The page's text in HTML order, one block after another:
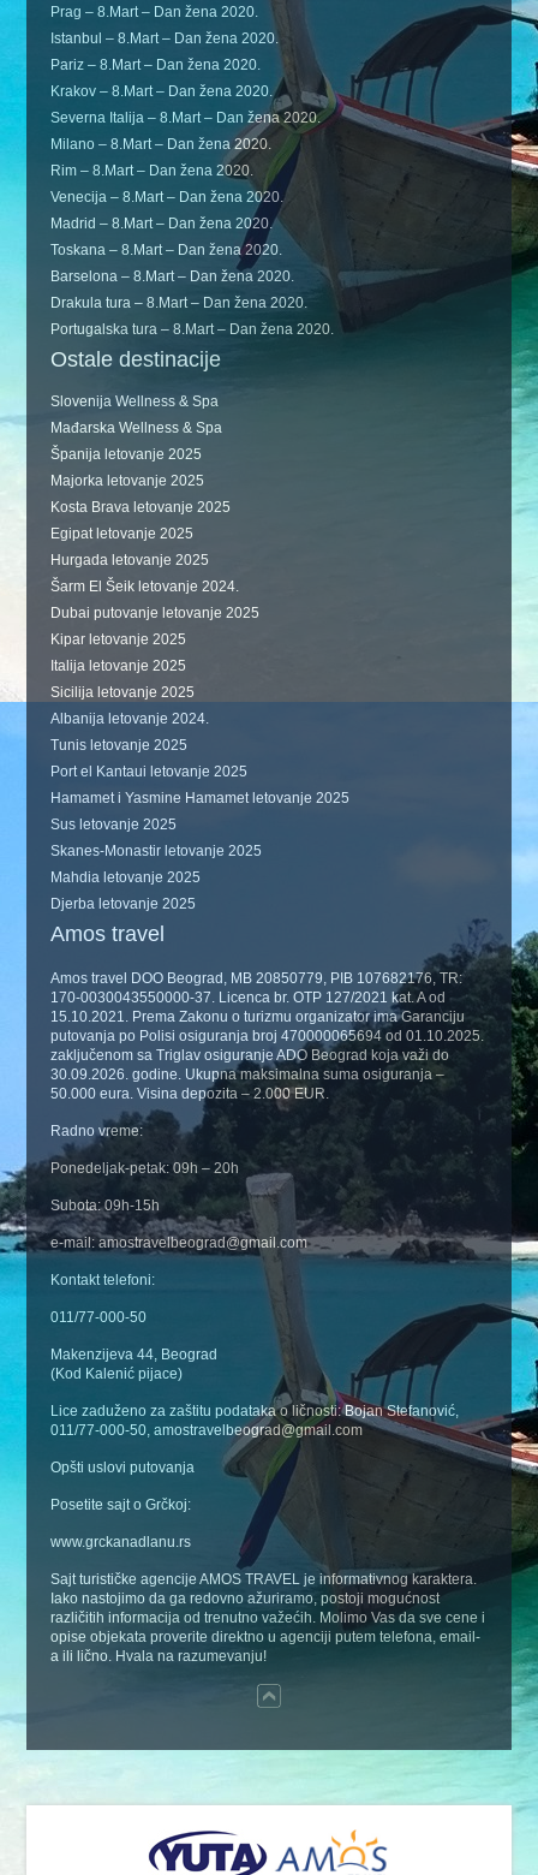
Prag – 8.Mart – Dan žena 2020.
Istanbul – 8.Mart – Dan žena 2020.
Pariz – 8.Mart – Dan žena 2020.
Krakov – 8.Mart – Dan žena 2020.
Severna Italija – 8.Mart – Dan žena 2020.
Milano – 8.Mart – Dan žena 2020.
Rim – 8.Mart – Dan žena 2020.
Venecija – 8.Mart – Dan žena 2020.
Madrid – 8.Mart – Dan žena 2020.
Toskana – 8.Mart – Dan žena 2020.
Barselona – 8.Mart – Dan žena 2020.
Drakula tura – 8.Mart – Dan žena 2020.
Portugalska tura – 8.Mart – Dan žena 2020.
Ostale destinacije
Slovenija Wellness & Spa
Mađarska Wellness & Spa
Španija letovanje 2025
Majorka letovanje 2025
Kosta Brava letovanje 2025
Egipat letovanje 2025
Hurgada letovanje 2025
Šarm El Šeik letovanje 2024.
Dubai putovanje letovanje 2025
Kipar letovanje 2025
Italija letovanje 2025
Sicilija letovanje 2025
Albanija letovanje 2024.
Tunis letovanje 2025
Port el Kantaui letovanje 2025
Hamamet i Yasmine Hamamet letovanje 2025
Sus letovanje 2025
Skanes-Monastir letovanje 2025
Mahdia letovanje 2025
Djerba letovanje 2025
Amos travel
Amos travel DOO Beograd, MB 20850779, PIB 107682176, TR:
170-0030043550000-37. Licenca br. OTP 127/2021 kat. A od
15.10.2021. Prema Zakonu o turizmu organizator ima Garanciju
putovanja po Polisi osiguranja broj 470000065694 od 01.10.2025.
zaključenom sa Triglav osiguranje ADO Beograd koja važi do
30.09.2026. godine. Ukupna maksimalna suma osiguranja –
50.000 eura. Visina depozita – 2.000 EUR.
Radno vreme:
Ponedeljak-petak: 09h – 20h
Subota: 09h-15h
e-mail: amostravelbeograd@gmail.com
Kontakt telefoni:
011/77-000-50
Makenzijeva 44, Beograd
(Kod Kalenić pijace)
Lice zaduženo za zaštitu podataka o ličnosti: Bojan Stefanović,
011/77-000-50, amostravelbeograd@gmail.com
Opšti uslovi putovanja
Posetite sajt o Grčkoj:
www.grckanadlanu.rs
Sajt turističke agencije AMOS TRAVEL je informativnog karaktera.
Iako nastojimo da ga redovno ažuriramo, postoji mogućnost
različitih informacija od trenutno važećih. Molimo Vas da sve cene i
opise objekata proverite direktno u agenciji putem telefona, email-
a ili lično. Hvala na razumevanju!